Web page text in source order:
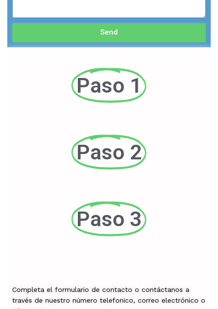
Send
Paso 1
Paso 2
Paso 3
Completa el formulario de contacto o contáctanos a
través de nuestro número telefonico, correo electrónico o